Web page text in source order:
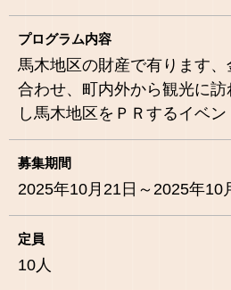
プログラム内容
馬木地区の財産で有ります
合わせ、町内外から観光に
し馬木地区をＰＲするイベン
募集期間
2025年10月21日～2025年10
定員
10人